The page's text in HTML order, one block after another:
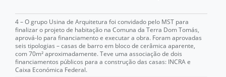
4 – O grupo Usina de Arquitetura foi convidado pelo MST para
finalizar o projeto de habitação na Comuna da Terra Dom Tomás,
aprová-lo para financiamento e executar a obra. Foram aprovadas
seis tipologias – casas de barro em bloco de cerâmica aparente,
com 70m² aproximadamente. Teve uma associação de dois
financiamentos públicos para a construção das casas: INCRA e
Caixa Económica Federal.